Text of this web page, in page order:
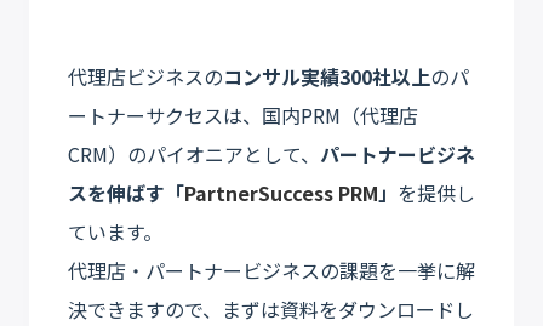
代理店ビジネスのコンサル実績300社以上のパ
ートナーサクセスは、国内PRM（代理店
CRM）のパイオニアとして、 パートナービジネ
スを伸ばす「PartnerSuccess PRM」 を提供し
ています。
代理店・パートナービジネスの課題を一挙に解
決できますので、まずは資料をダウンロードし